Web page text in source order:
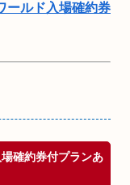
ールド入場確約券
確約券付プランあ